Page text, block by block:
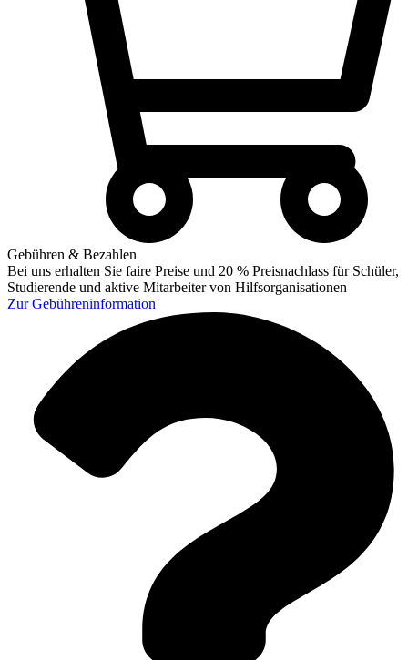
Gebühren & Bezahlen
Bei uns erhalten Sie faire Preise und 20 % Preisnachlass für Schüler,
Studierende und aktive Mitarbeiter von Hilfsorganisationen
ZurGebühreninformation